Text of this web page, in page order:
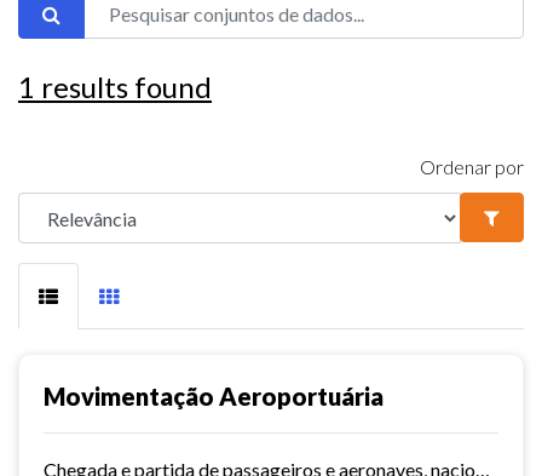
1 results found
Ordenar por
Movimentação Aeroportuária